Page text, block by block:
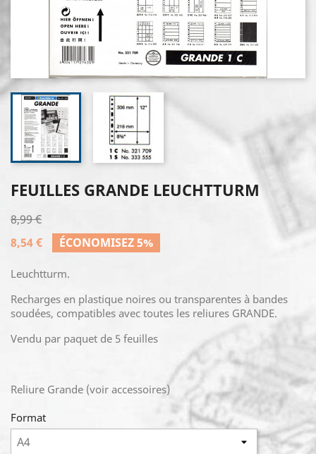
FEUILLES GRANDE LEUCHTTURM
8,99 €
8,54 €
ÉCONOMISEZ 5%
Leuchtturm.
Recharges en plastique noires ou transparentes à bandes
soudées, compatibles avec toutes les reliures GRANDE.
Vendu par paquet de 5 feuilles
Reliure Grande (voir accessoires)
Format